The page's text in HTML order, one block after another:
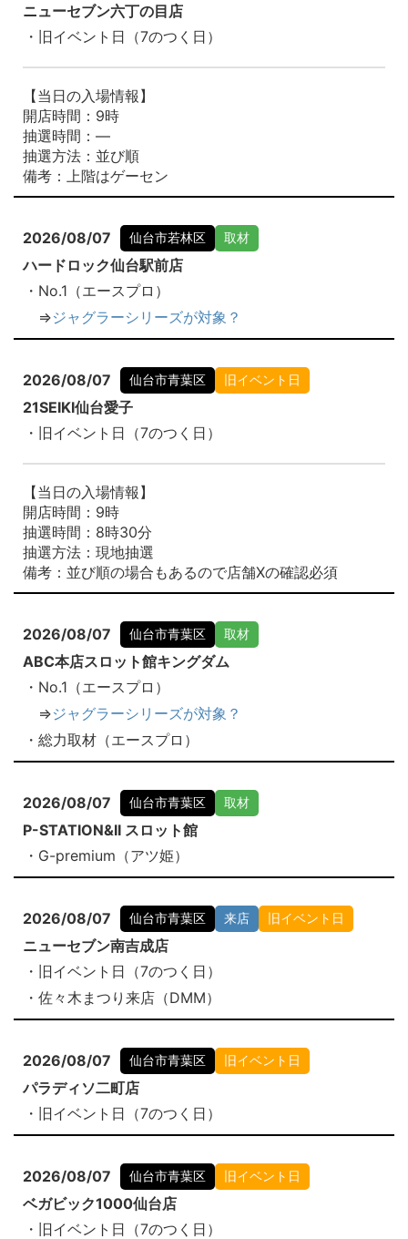
ニューセブン六丁の目店
・旧イベント日（7のつく日）
【当日の入場情報】
開店時間：9時
抽選時間：―
抽選方法：並び順
備考：上階はゲーセン
2026/08/07 仙台市若林区 取材
ハードロック仙台駅前店
・No.1（エースプロ）
⇒ジャグラーシリーズが対象？
2026/08/07 仙台市青葉区 旧イベント日
21SEIKI仙台愛子
・旧イベント日（7のつく日）
【当日の入場情報】
開店時間：9時
抽選時間：8時30分
抽選方法：現地抽選
備考：並び順の場合もあるので店舗Xの確認必須
2026/08/07 仙台市青葉区 取材
ABC本店スロット館キングダム
・No.1（エースプロ）
⇒ジャグラーシリーズが対象？
・総力取材（エースプロ）
2026/08/07 仙台市青葉区 取材
P-STATION&II スロット館
・G-premium（アツ姫）
2026/08/07 仙台市青葉区 来店 旧イベント日
ニューセブン南吉成店
・旧イベント日（7のつく日）
・佐々木まつり来店（DMM）
2026/08/07 仙台市青葉区 旧イベント日
パラディソ二町店
・旧イベント日（7のつく日）
2026/08/07 仙台市青葉区 旧イベント日
ベガビック1000仙台店
・旧イベント日（7のつく日）